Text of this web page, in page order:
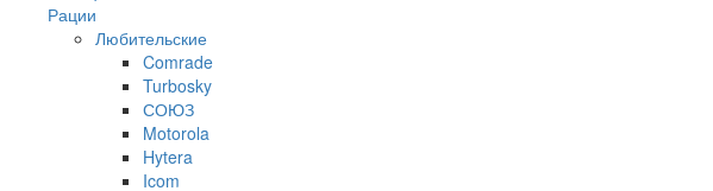
Рации
Любительские
Comrade
Turbosky
СОЮЗ
Motorola
Hytera
Icom